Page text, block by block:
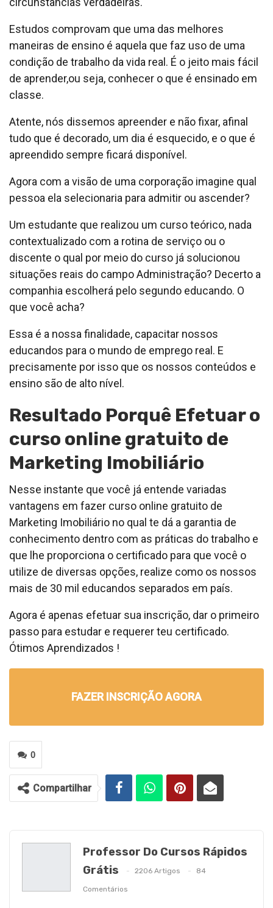
Estudos comprovam que uma das melhores
maneiras de ensino é aquela que faz uso de uma
condição de trabalho da vida real. É o jeito mais fácil
de aprender,ou seja, conhecer o que é ensinado em
classe.
Atente, nós dissemos apreender e não fixar, afinal
tudo que é decorado, um dia é esquecido, e o que é
apreendido sempre ficará disponível.
Agora com a visão de uma corporação imagine qual
pessoa ela selecionaria para admitir ou ascender?
Um estudante que realizou um curso teórico, nada
contextualizado com a rotina de serviço ou o
discente o qual por meio do curso já solucionou
situações reais do campo Administração? Decerto a
companhia escolherá pelo segundo educando. O
que você acha?
Essa é a nossa finalidade, capacitar nossos
educandos para o mundo de emprego real. E
precisamente por isso que os nossos conteúdos e
ensino são de alto nível.
Resultado Porquê Efetuar o
curso online gratuito de
Marketing Imobiliário
Nesse instante que você já entende variadas
vantagens em fazer curso online gratuito de
Marketing Imobiliário no qual te dá a garantia de
conhecimento dentro com as práticas do trabalho e
que lhe proporciona o certificado para que você o
utilize de diversas opções, realize como os nossos
mais de 30 mil educandos separados em país.
Agora é apenas efetuar sua inscrição, dar o primeiro
passo para estudar e requerer teu certificado.
Ótimos Aprendizados !
FAZER INSCRIÇÃO AGORA
0
Compartilhar
Professor Do Cursos Rápidos
Grátis
2206 Artigos 84
Comentários